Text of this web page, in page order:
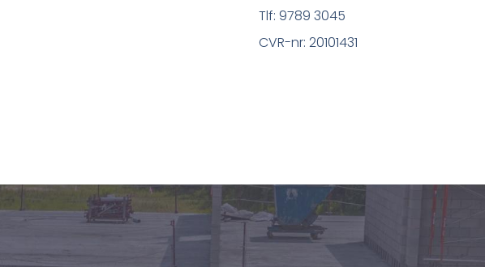
Tlf: 9789 3045
CVR-nr: 20101431